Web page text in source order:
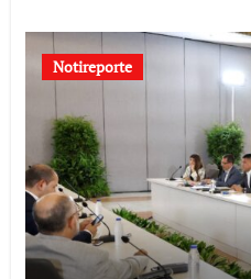
Notireporte